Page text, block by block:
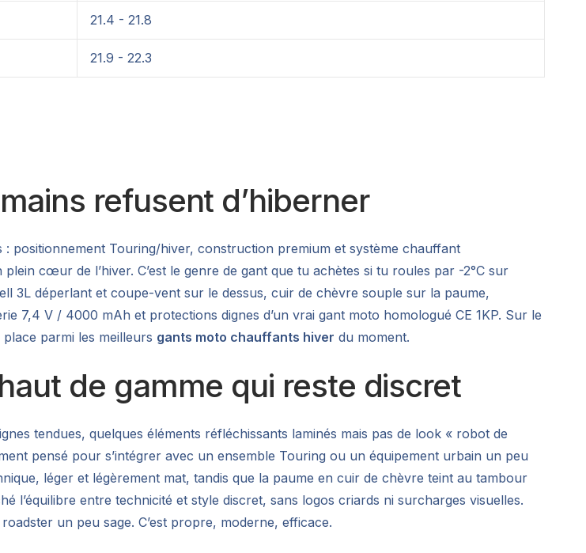
21.4 - 21.8
21.9 - 22.3
refusent d’hiberner
: positionnement Touring/hiver, construction premium et système chauffant
cœur de l’hiver. C’est le genre de gant que tu achètes si tu roules par -2°C sur
3L déperlant et coupe-vent sur le dessus, cuir de chèvre souple sur la paume,
7,4 V / 4000 mAh et protections dignes d’un vrai gant moto homologué CE 1KP. Sur le
parmi les meilleurs gants moto chauffants hiver du moment.
de gamme qui reste discret
tendues, quelques éléments réfléchissants laminés mais pas de look « robot de
pensé pour s’intégrer avec un ensemble Touring ou un équipement urbain un peu
léger et légèrement mat, tandis que la paume en cuir de chèvre teint au tambour
l’équilibre entre technicité et style discret, sans logos criards ni surcharges visuelles.
un peu sage. C’est propre, moderne, efficace.